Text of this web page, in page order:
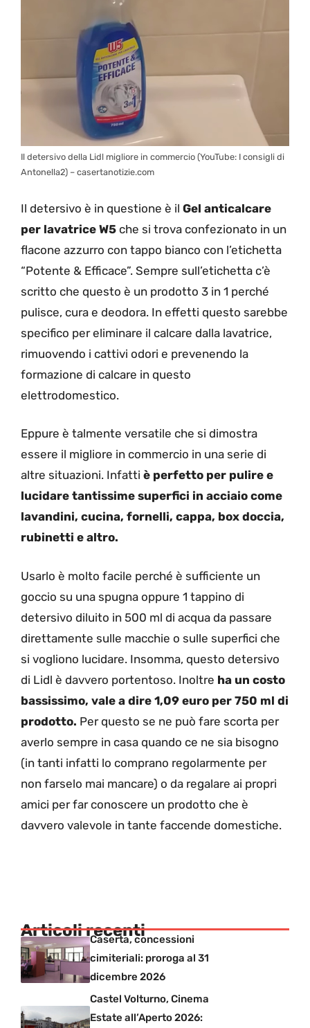
Il detersivo della Lidl migliore in commercio (YouTube: I consigli di
Antonella2) – casertanotizie.com
Il detersivo è in questione è il Gel anticalcare
per lavatrice W5 che si trova confezionato in un
flacone azzurro con tappo bianco con l’etichetta
“Potente & Efficace”. Sempre sull’etichetta c’è
scritto che questo è un prodotto 3 in 1 perché
pulisce, cura e deodora. In effetti questo sarebbe
specifico per eliminare il calcare dalla lavatrice,
rimuovendo i cattivi odori e prevenendo la
formazione di calcare in questo
elettrodomestico.
Eppure è talmente versatile che si dimostra
essere il migliore in commercio in una serie di
altre situazioni. Infatti è perfetto per pulire e
lucidare tantissime superfici in acciaio come
lavandini, cucina, fornelli, cappa, box doccia,
rubinetti e altro.
Usarlo è molto facile perché è sufficiente un
goccio su una spugna oppure 1 tappino di
detersivo diluito in 500 ml di acqua da passare
direttamente sulle macchie o sulle superfici che
si vogliono lucidare. Insomma, questo detersivo
di Lidl è davvero portentoso. Inoltre ha un costo
bassissimo, vale a dire 1,09 euro per 750 ml di
prodotto. Per questo se ne può fare scorta per
averlo sempre in casa quando ce ne sia bisogno
(in tanti infatti lo comprano regolarmente per
non farselo mai mancare) o da regalare ai propri
amici per far conoscere un prodotto che è
davvero valevole in tante faccende domestiche.
Articoli recenti
Caserta, concessioni
cimiteriali: proroga al 31
dicembre 2026
Castel Volturno, Cinema
Estate all’Aperto 2026: